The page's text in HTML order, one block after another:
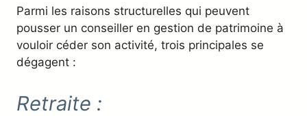
Parmi les raisons structurelles qui peuvent
pousser un conseiller en gestion de patrimoine à
vouloir céder son activité, trois principales se
dégagent :
Retraite :